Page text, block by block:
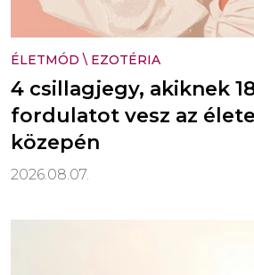
ÉLETMÓD \ EZOTÉRIA
4 csillagjegy, akiknek
fordulatot vesz az
közepén
2026.08.07.